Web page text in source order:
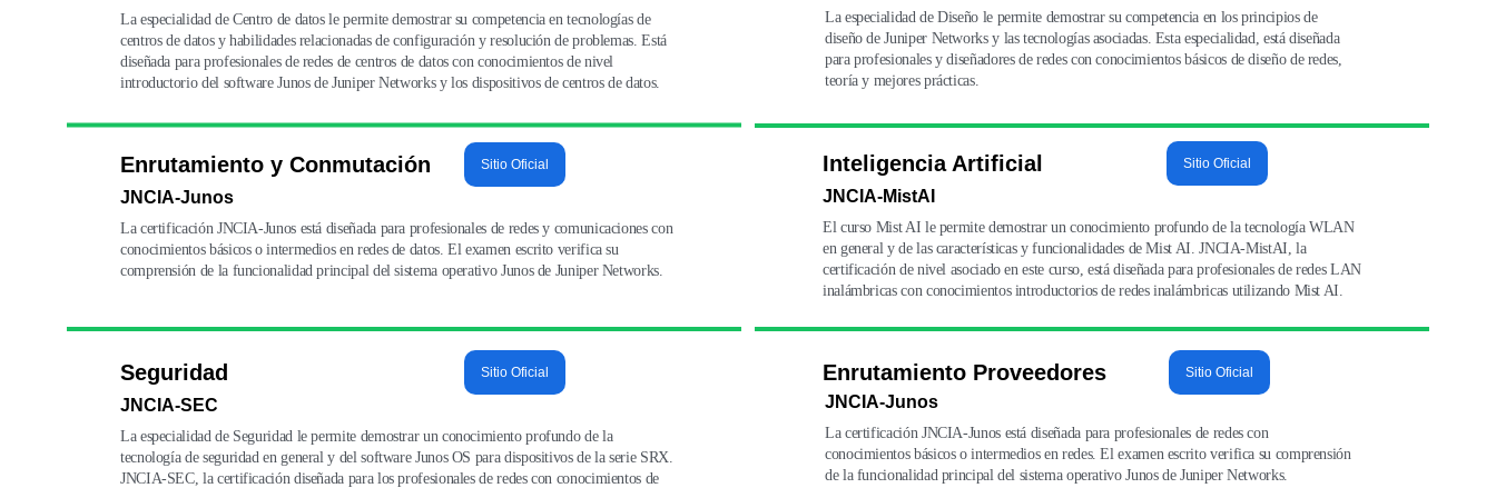
La especialidad de Centro de datos le permite demostrar su competencia en tecnologías de
centros de datos y habilidades relacionadas de configuración y resolución de problemas. Está
diseñada para profesionales de redes de centros de datos con conocimientos de nivel
introductorio del software Junos de Juniper Networks y los dispositivos de centros de datos.
La especialidad de Diseño le permite demostrar su competencia en los principios de
diseño de Juniper Networks y las tecnologías asociadas. Esta especialidad, está diseñada
para profesionales y diseñadores de redes con conocimientos básicos de diseño de redes,
teoría y mejores prácticas.
Enrutamiento y Conmutación
JNCIA-Junos
La certificación JNCIA-Junos está diseñada para profesionales de redes y comunicaciones con
conocimientos básicos o intermedios en redes de datos. El examen escrito verifica su
comprensión de la funcionalidad principal del sistema operativo Junos de Juniper Networks.
Sitio Oficial Inteligencia Artificial
JNCIA-MistAI
El curso Mist AI le permite demostrar un conocimiento profundo de la tecnología WLAN
en general y de las características y funcionalidades de Mist AI. JNCIA-MistAI, la
certificación de nivel asociado en este curso, está diseñada para profesionales de redes LAN
inalámbricas con conocimientos introductorios de redes inalámbricas utilizando Mist AI.
Sitio Oficial
JNCIA-SEC
La especialidad de Seguridad le permite demostrar un conocimiento profundo de la
tecnología de seguridad en general y del software Junos OS para dispositivos de la serie SRX.
JNCIA-SEC, la certificación diseñada para los profesionales de redes con conocimientos de
Sitio Oficial Enrutamiento Proveedores
JNCIA-Junos
La certificación JNCIA-Junos está diseñada para profesionales de redes con
conocimientos básicos o intermedios en redes. El examen escrito verifica su comprensión
de la funcionalidad principal del sistema operativo Junos de Juniper Networks.
Sitio Oficial
Seguridad